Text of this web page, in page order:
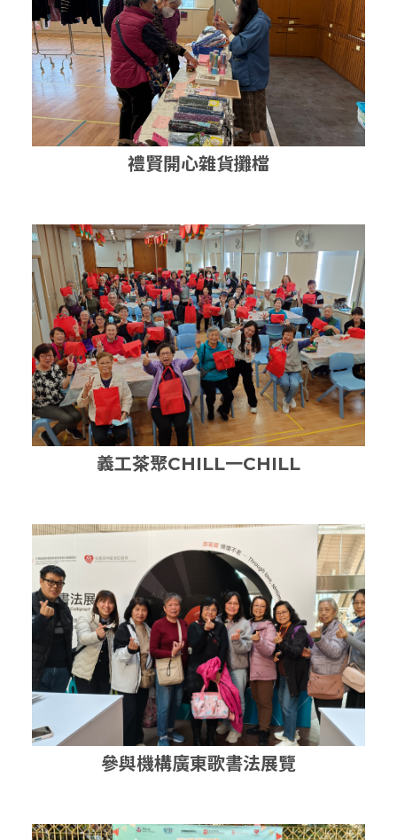
禮賢開心雜貨攤檔
義工茶聚CHILL一CHILL
參與機構廣東歌書法展覽